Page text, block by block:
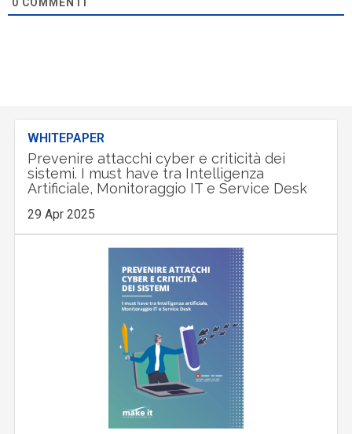
WHITEPAPER
Prevenire attacchi cyber e criticità dei
sistemi. I must have tra Intelligenza
Artificiale, Monitoraggio IT e Service Desk
29 Apr 2025